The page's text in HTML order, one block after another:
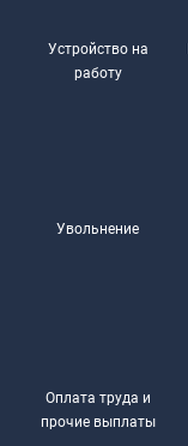
Устройство на
работу
Увольнение
Оплата труда и
прочие выплаты